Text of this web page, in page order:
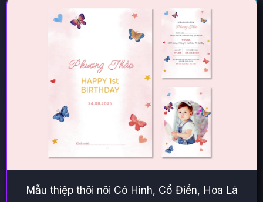
Mẫu thiệp thôi nôi Có Hình, Cổ Điển, Hoa Lá